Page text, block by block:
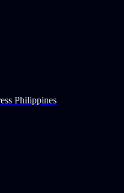
Philippines